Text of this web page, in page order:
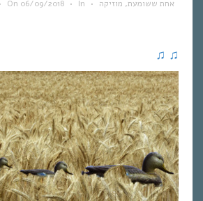
• On 06/09/2018 • In אחת ששומעת, מוזיקה
•
♫
♫